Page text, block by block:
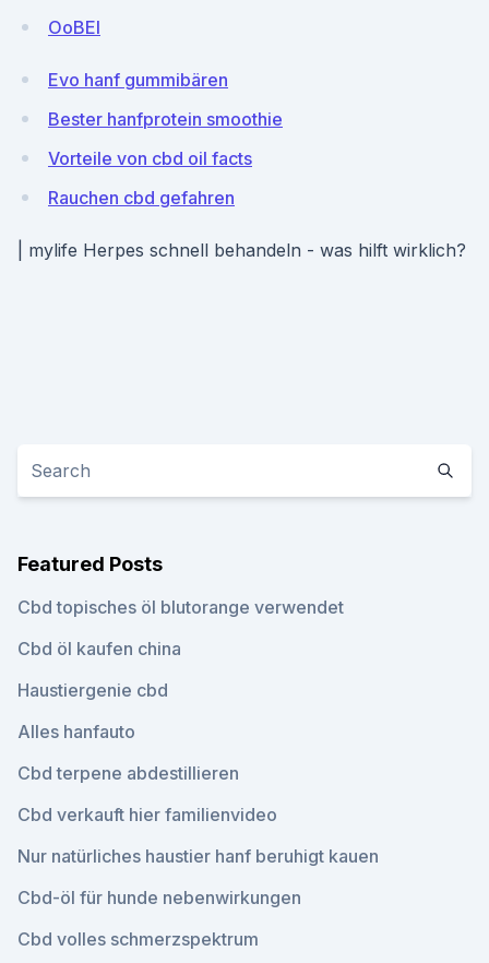
OoBEI
Evo hanf gummibären
Bester hanfprotein smoothie
Vorteile von cbd oil facts
Rauchen cbd gefahren
| mylife Herpes schnell behandeln - was hilft wirklich?
Featured Posts
Cbd topisches öl blutorange verwendet
Cbd öl kaufen china
Haustiergenie cbd
Alles hanfauto
Cbd terpene abdestillieren
Cbd verkauft hier familienvideo
Nur natürliches haustier hanf beruhigt kauen
Cbd-öl für hunde nebenwirkungen
Cbd volles schmerzspektrum